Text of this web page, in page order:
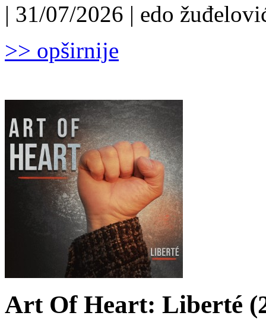
| 31/07/2026 | edo
>> opširnije
Art Of Heart: Liberté